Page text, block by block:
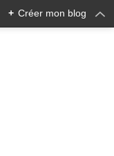
+ Créer mon blog